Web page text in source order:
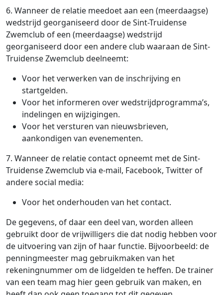
6. Wanneer de relatie meedoet aan een (meerdaagse)
wedstrijd georganiseerd door de Sint-Truidense
Zwemclub of een (meerdaagse) wedstrijd
georganiseerd door een andere club waaraan de Sint-
Truidense Zwemclub deelneemt:
Voor het verwerken van de inschrijving en
startgelden.
Voor het informeren over wedstrijdprogramma’s,
indelingen en wijzigingen.
Voor het versturen van nieuwsbrieven,
aankondigen van evenementen.
7. Wanneer de relatie contact opneemt met de Sint-
Truidense Zwemclub via e-mail, Facebook, Twitter of
andere social media:
Voor het onderhouden van het contact.
De gegevens, of daar een deel van, worden alleen
gebruikt door de vrijwilligers die dat nodig hebben voor
de uitvoering van zijn of haar functie. Bijvoorbeeld: de
penningmeester mag gebruikmaken van het
rekeningnummer om de lidgelden te heffen. De trainer
van een team mag hier geen gebruik van maken, en